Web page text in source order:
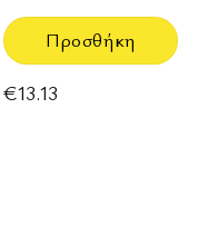
Προσθήκη
€13.13